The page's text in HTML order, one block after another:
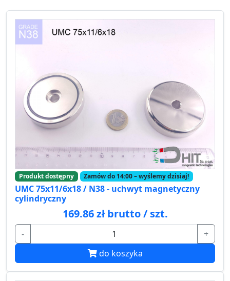
Produkt dostępny Zamów do 14:00 – wyślemy dzisiaj!
UMC 75x11/6x18 / N38 - uchwyt magnetyczny
cylindryczny
169.86 zł brutto / szt.
-
+
do koszyka